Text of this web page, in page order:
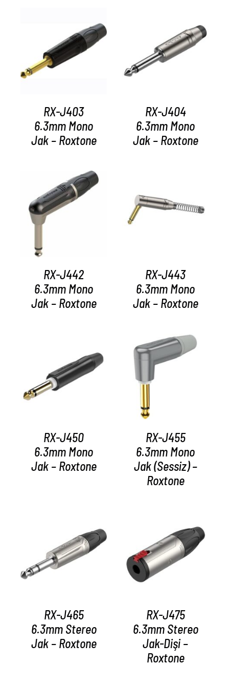
AYRINTILAR
RX-J403
6.3mm Mono
Jak – Roxtone
AYRINTILAR
RX-J404
6.3mm Mono
Jak – Roxtone
AYRINTILAR
RX-J442
6.3mm Mono
Jak – Roxtone
RX-J443
6.3mm Mono
Jak – Roxtone
AYRINTILAR
RX-J450
6.3mm Mono
Jak – Roxtone
AYRINTILAR
RX-J455
6.3mm Mono
Jak (Sessiz) –
Roxtone
AYRINTILAR
RX-J465
6.3mm Stereo
Jak – Roxtone
AYRINTILAR
RX-J475
6.3mm Stereo
Jak-Dişi –
Roxtone